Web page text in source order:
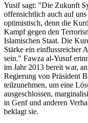
Yusif sagt: "Die Zukunft
offensichtlich auch auf
optimistisch, denn die
Kampf gegen den
Islamischen Staat. Die
Stärke ein einflussreicher
sein." Fawza al-Yusuf
im Jahr 2013 bereit war,
Regierung von Präsident
teilzunehmen, um eine
ausgeschlossen,
in Genf und anderen
beklagt sie.